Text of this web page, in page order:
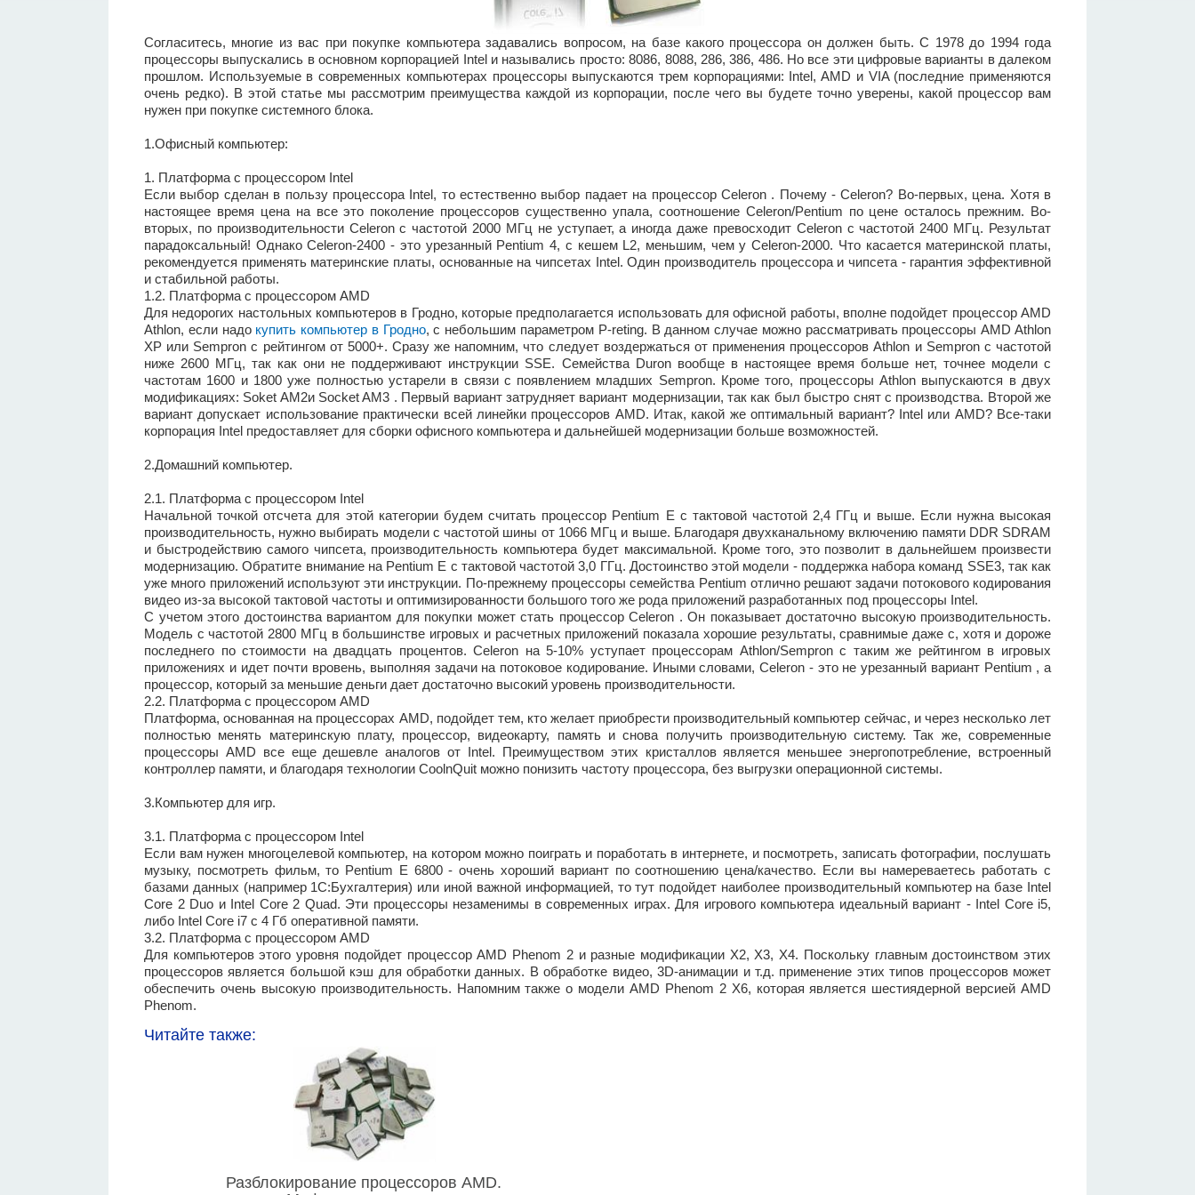
Согласитесь, многие из вас при покупке компьютера задавались вопросом, на базе какого процессора он должен быть. С 1978 до 1994 года
процессоры выпускались в основном корпорацией Intel и назывались просто: 8086, 8088, 286, 386, 486. Но все эти цифровые варианты в далеком
прошлом. Используемые в современных компьютерах процессоры выпускаются трем корпорациями: Intel, AMD и VIA (последние применяются
очень редко). В этой статье мы рассмотрим преимущества каждой из корпорации, после чего вы будете точно уверены, какой процессор вам
нужен при покупке системного блока.
1.Офисный компьютер:
1. Платформа с процессором Intel
Если выбор сделан в пользу процессора Intel, то естественно выбор падает на процессор Celeron . Почему - Celeron? Во-первых, цена. Хотя в
настоящее время цена на все это поколение процессоров существенно упала, соотношение Celeron/Pentium по цене осталось прежним. Во-
вторых, по производительности Celeron с частотой 2000 МГц не уступает, а иногда даже превосходит Celeron с частотой 2400 МГц. Результат
парадоксальный! Однако Celeron-2400 - это урезанный Pentium 4, с кешем L2, меньшим, чем у Celeron-2000. Что касается материнской платы,
рекомендуется применять материнские платы, основанные на чипсетах Intel. Один производитель процессора и чипсета - гарантия эффективной
и стабильной работы.
1.2. Платформа с процессором AMD
Для недорогих настольных компьютеров в Гродно, которые предполагается использовать для офисной работы, вполне подойдет процессор AMD
Athlon, если надо купить компьютер в Гродно, с небольшим параметром P-reting. В данном случае можно рассматривать процессоры AMD Athlon
XP или Sempron с рейтингом от 5000+. Сразу же напомним, что следует воздержаться от применения процессоров Athlon и Sempron с частотой
ниже 2600 МГц, так как они не поддерживают инструкции SSE. Семейства Duron вообще в настоящее время больше нет, точнее модели с
частотам 1600 и 1800 уже полностью устарели в связи с появлением младших Sempron. Кроме того, процессоры Athlon выпускаются в двух
модификациях: Soket AM2и Socket AM3 . Первый вариант затрудняет вариант модернизации, так как был быстро снят с производства. Второй же
вариант допускает использование практически всей линейки процессоров AMD. Итак, какой же оптимальный вариант? Intel или AMD? Все-таки
корпорация Intel предоставляет для сборки офисного компьютера и дальнейшей модернизации больше возможностей.
2.Домашний компьютер.
2.1. Платформа с процессором Intel
Начальной точкой отсчета для этой категории будем считать процессор Pentium E с тактовой частотой 2,4 ГГц и выше. Если нужна высокая
производительность, нужно выбирать модели с частотой шины от 1066 МГц и выше. Благодаря двухканальному включению памяти DDR SDRAM
и быстродействию самого чипсета, производительность компьютера будет максимальной. Кроме того, это позволит в дальнейшем произвести
модернизацию. Обратите внимание на Pentium E с тактовой частотой 3,0 ГГц. Достоинство этой модели - поддержка набора команд SSE3, так как
уже много приложений используют эти инструкции. По-прежнему процессоры семейства Pentium отлично решают задачи потокового кодирования
видео из-за высокой тактовой частоты и оптимизированности большого того же рода приложений разработанных под процессоры Intel.
С учетом этого достоинства вариантом для покупки может стать процессор Celeron . Он показывает достаточно высокую производительность.
Модель с частотой 2800 МГц в большинстве игровых и расчетных приложений показала хорошие результаты, сравнимые даже с, хотя и дороже
последнего по стоимости на двадцать процентов. Celeron на 5-10% уступает процессорам Athlon/Sempron с таким же рейтингом в игровых
приложениях и идет почти вровень, выполняя задачи на потоковое кодирование. Иными словами, Celeron - это не урезанный вариант Pentium , а
процессор, который за меньшие деньги дает достаточно высокий уровень производительности.
2.2. Платформа с процессором AMD
Платформа, основанная на процессорах AMD, подойдет тем, кто желает приобрести производительный компьютер сейчас, и через несколько лет
полностью менять материнскую плату, процессор, видеокарту, память и снова получить производительную систему. Так же, современные
процессоры AMD все еще дешевле аналогов от Intel. Преимуществом этих кристаллов является меньшее энергопотребление, встроенный
контроллер памяти, и благодаря технологии CoolnQuit можно понизить частоту процессора, без выгрузки операционной системы.
3.Компьютер для игр.
3.1. Платформа с процессором Intel
Если вам нужен многоцелевой компьютер, на котором можно поиграть и поработать в интернете, и посмотреть, записать фотографии, послушать
музыку, посмотреть фильм, то Pentium E 6800 - очень хороший вариант по соотношению цена/качество. Если вы намереваетесь работать с
базами данных (например 1С:Бухгалтерия) или иной важной информацией, то тут подойдет наиболее производительный компьютер на базе Intel
Core 2 Duo и Intel Core 2 Quad. Эти процессоры незаменимы в современных играх. Для игрового компьютера идеальный вариант - Intel Core i5,
либо Intel Core i7 с 4 Гб оперативной памяти.
3.2. Платформа с процессором AMD
Для компьютеров этого уровня подойдет процессор AMD Phenom 2 и разные модификации X2, X3, X4. Поскольку главным достоинством этих
процессоров является большой кэш для обработки данных. В обработке видео, 3D-анимации и т.д. применение этих типов процессоров может
обеспечить очень высокую производительность. Напомним также о модели AMD Phenom 2 X6, которая является шестиядерной версией AMD
Phenom.
Читайте также:
Разблокирование процессоров AMD.